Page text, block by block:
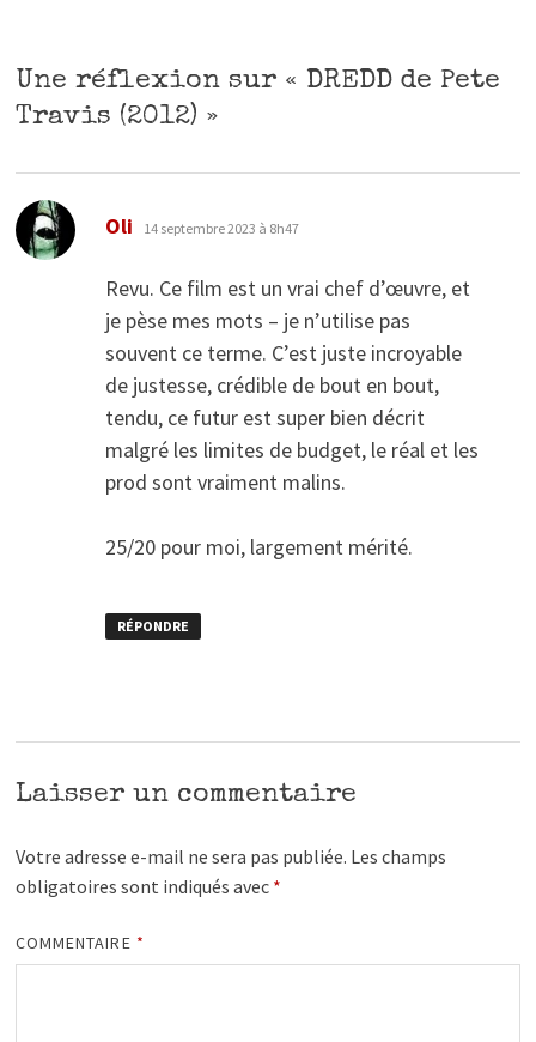
Une réflexion sur « DREDD de Pete
Travis (2012) »
Oli dit :
14 septembre 2023 à 8h47
Revu. Ce film est un vrai chef d’œuvre, et
je pèse mes mots – je n’utilise pas
souvent ce terme. C’est juste incroyable
de justesse, crédible de bout en bout,
tendu, ce futur est super bien décrit
malgré les limites de budget, le réal et les
prod sont vraiment malins.
25/20 pour moi, largement mérité.
RÉPONDRE
Laisser un commentaire
Votre adresse e-mail ne sera pas publiée. Les champs
obligatoires sont indiqués avec *
COMMENTAIRE *